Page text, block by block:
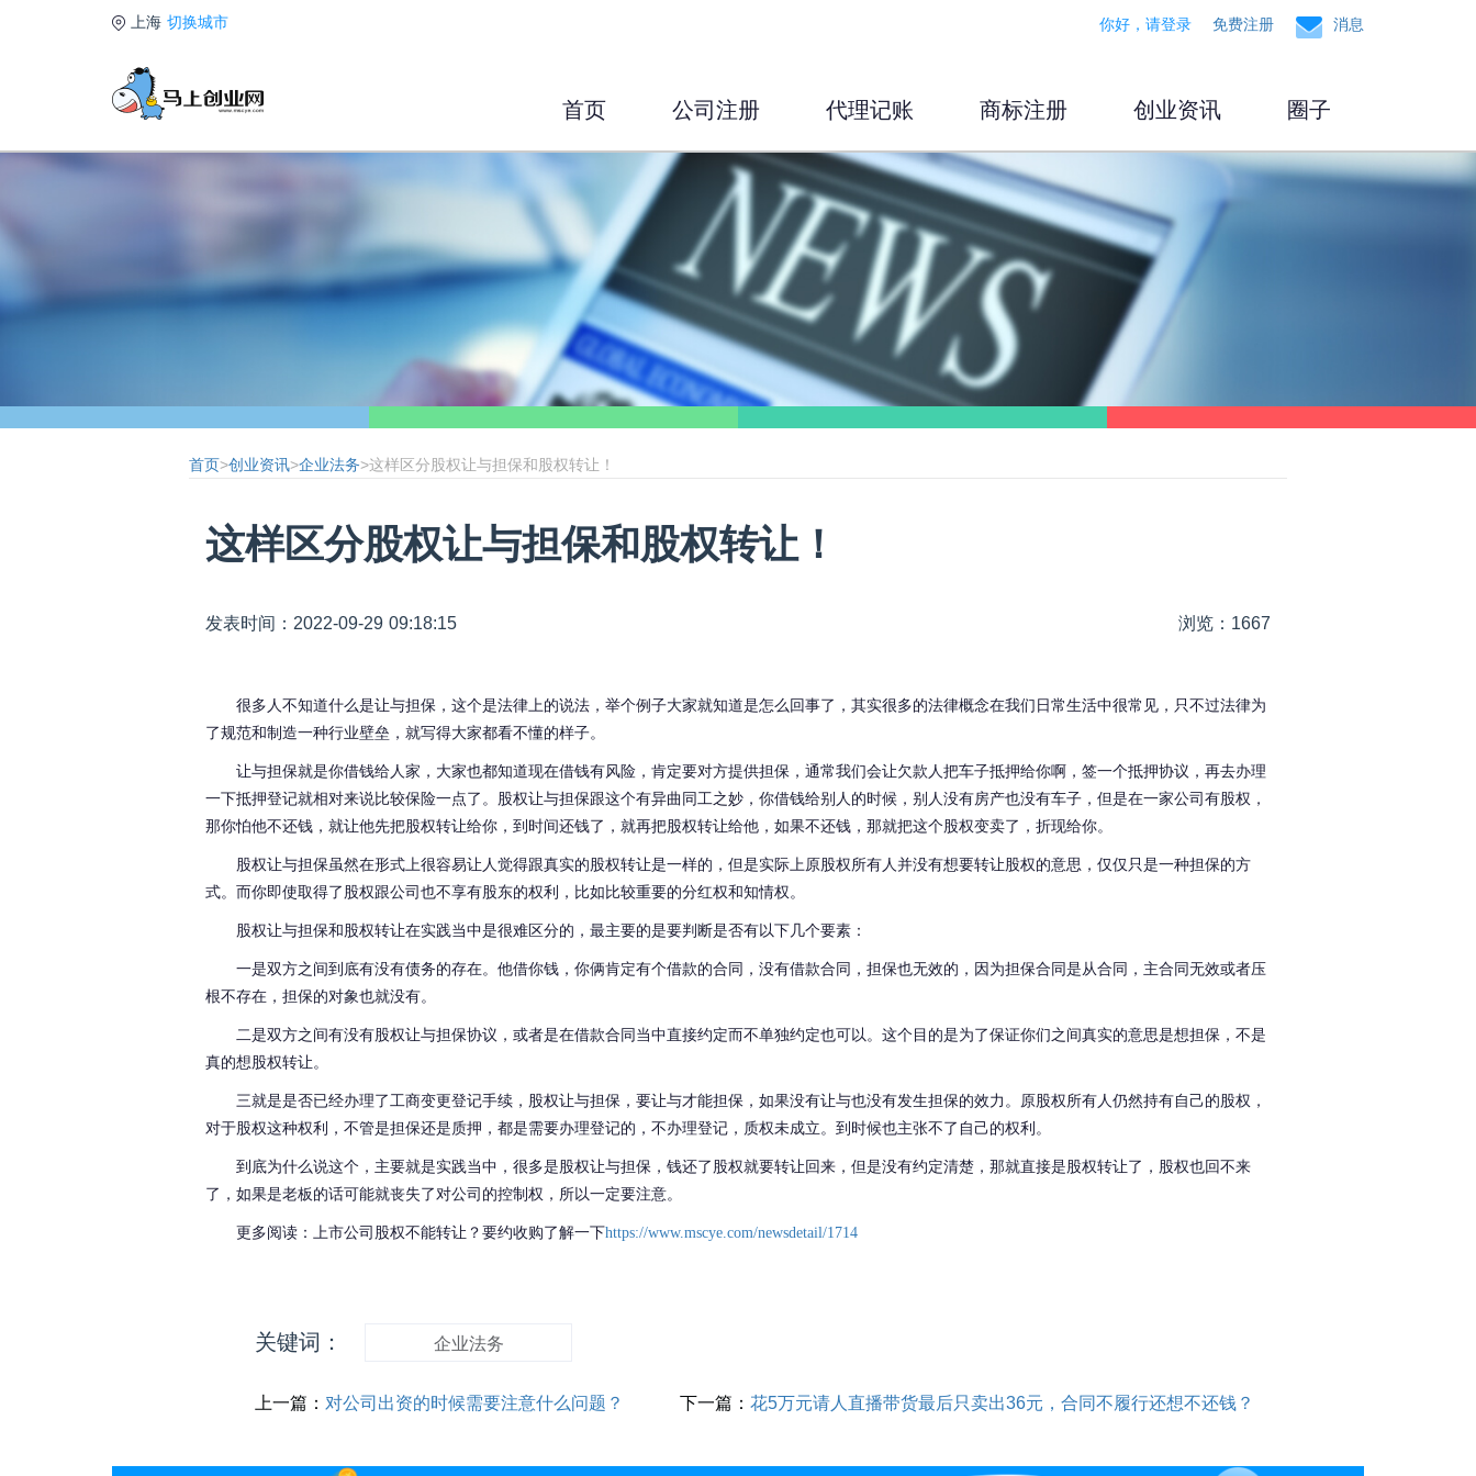
上海 切换城市 你好，请登录 免费注册 消息
首页 公司注册 代理记账 商标注册 创业资讯 圈子
首页>创业资讯>企业法务>这样区分股权让与担保和股权转让！
这样区分股权让与担保和股权转让！
发表时间：2022-09-29 09:18:15 浏览：1667
很多人不知道什么是让与担保，这个是法律上的说法，举个例子大家就知道是怎么回事了，其实很多的法律概念在我们日常生活中很常见，只不过法律为
了规范和制造一种行业壁垒，就写得大家都看不懂的样子。
让与担保就是你借钱给人家，大家也都知道现在借钱有风险，肯定要对方提供担保，通常我们会让欠款人把车子抵押给你啊，签一个抵押协议，再去办理
一下抵押登记就相对来说比较保险一点了。股权让与担保跟这个有异曲同工之妙，你借钱给别人的时候，别人没有房产也没有车子，但是在一家公司有股权，
那你怕他不还钱，就让他先把股权转让给你，到时间还钱了，就再把股权转让给他，如果不还钱，那就把这个股权变卖了，折现给你。
股权让与担保虽然在形式上很容易让人觉得跟真实的股权转让是一样的，但是实际上原股权所有人并没有想要转让股权的意思，仅仅只是一种担保的方
式。而你即使取得了股权跟公司也不享有股东的权利，比如比较重要的分红权和知情权。
股权让与担保和股权转让在实践当中是很难区分的，最主要的是要判断是否有以下几个要素：
一是双方之间到底有没有债务的存在。他借你钱，你俩肯定有个借款的合同，没有借款合同，担保也无效的，因为担保合同是从合同，主合同无效或者压
根不存在，担保的对象也就没有。
二是双方之间有没有股权让与担保协议，或者是在借款合同当中直接约定而不单独约定也可以。这个目的是为了保证你们之间真实的意思是想担保，不是
真的想股权转让。
三就是是否已经办理了工商变更登记手续，股权让与担保，要让与才能担保，如果没有让与也没有发生担保的效力。原股权所有人仍然持有自己的股权，
对于股权这种权利，不管是担保还是质押，都是需要办理登记的，不办理登记，质权未成立。到时候也主张不了自己的权利。
到底为什么说这个，主要就是实践当中，很多是股权让与担保，钱还了股权就要转让回来，但是没有约定清楚，那就直接是股权转让了，股权也回不来
了，如果是老板的话可能就丧失了对公司的控制权，所以一定要注意。
更多阅读：上市公司股权不能转让？要约收购了解一下https://www.mscye.com/newsdetail/1714
关键词： 企业法务
上一篇： 对公司出资的时候需要注意什么问题？ 下一篇： 花5万元请人直播带货最后只卖出36元，合同不履行还想不还钱？